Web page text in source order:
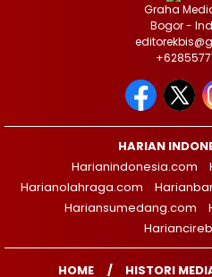
Graha
Bogor -
HARIAN
Harianindonesia.com
Harianolahraga.com
Hariansumedang.com
HOME HISTORI